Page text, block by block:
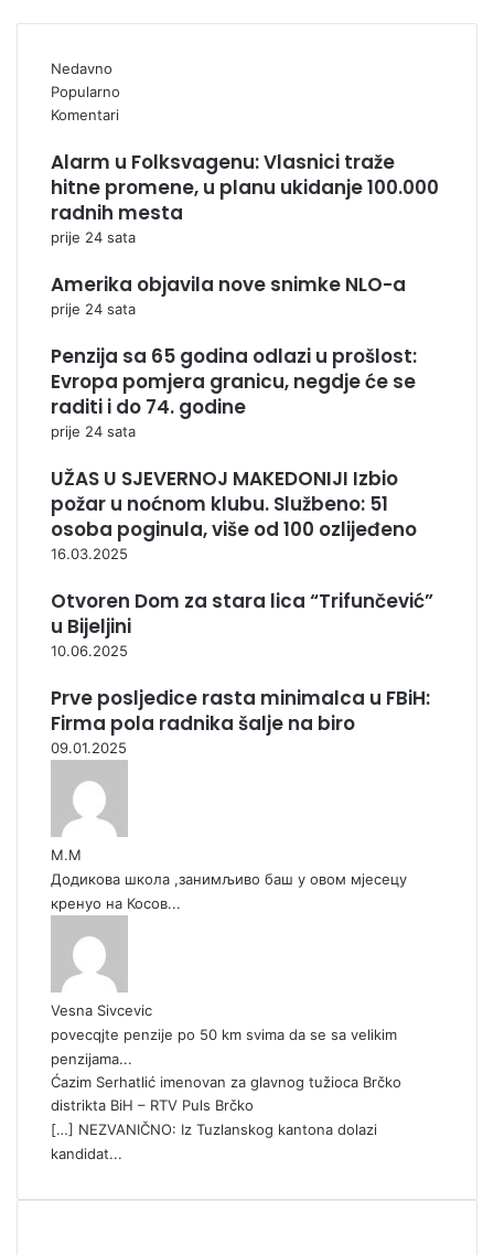
Nedavno
Popularno
Komentari
Alarm u Folksvagenu: Vlasnici traže
hitne promene, u planu ukidanje 100.000
radnih mesta
prije 24 sata
Amerika objavila nove snimke NLO-a
prije 24 sata
Penzija sa 65 godina odlazi u prošlost:
Evropa pomjera granicu, negdje će se
raditi i do 74. godine
prije 24 sata
UŽAS U SJEVERNOJ MAKEDONIJI Izbio
požar u noćnom klubu. Službeno: 51
osoba poginula, više od 100 ozlijeđeno
16.03.2025
Otvoren Dom za stara lica “Trifunčević”
u Bijeljini
10.06.2025
Prve posljedice rasta minimalca u FBiH:
Firma pola radnika šalje na biro
09.01.2025
М.М
Додикова школа ,занимљиво баш у овом мјесецу
кренуо на Косов...
Vesna Sivcevic
povecqjte penzije po 50 km svima da se sa velikim
penzijama...
Ćazim Serhatlić imenovan za glavnog tužioca Brčko
distrikta BiH – RTV Puls Brčko
[…] NEZVANIČNO: Iz Tuzlanskog kantona dolazi
kandidat...